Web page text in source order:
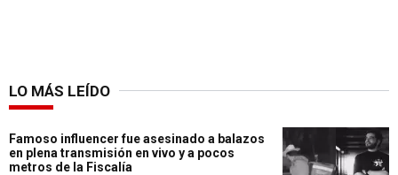
LO MÁS LEÍDO
Famoso influencer fue asesinado a balazos
en plena transmisión en vivo y a pocos
metros de la Fiscalía